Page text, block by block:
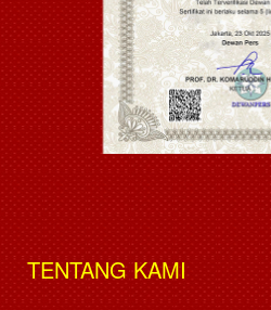
TENTANG KAMI